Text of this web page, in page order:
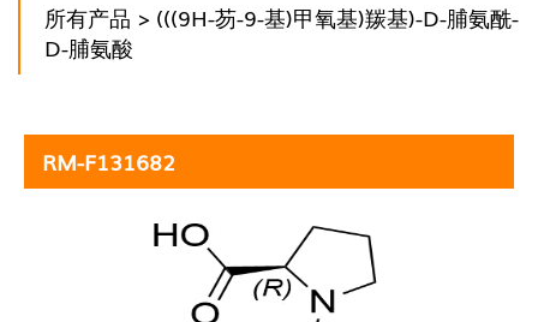
所有产品 > (((9H-芴-9-基)甲氧基)羰基)-D-脯氨酰-
D-脯氨酸
RM-F131682